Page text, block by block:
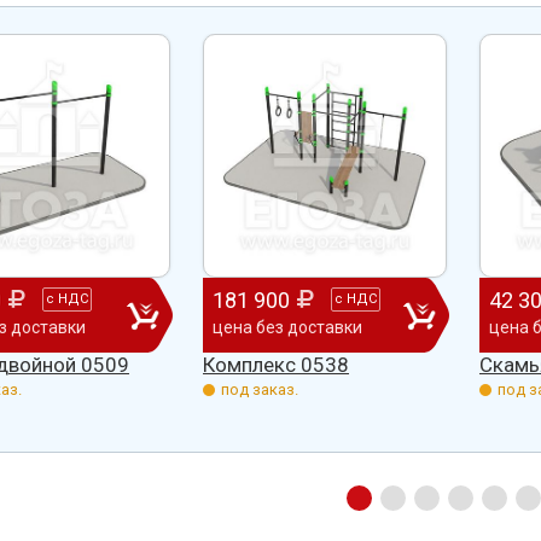
весь отзыв
Ирина Михалап
Администрация Харлуского
сельского поселения
весь отзыв
Елена Алексеевна
Администрация МО
Граховского района Удмуртской
Республики
с НДС
доставки
0509
181 900 с НДС
цена без доставки
Комплекс 0538
под заказ.
42
цена
под